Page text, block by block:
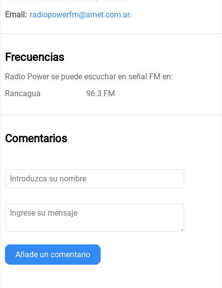
Email: radiopowerfm@arnet.com.ar.
Frecuencias
Radio Power se puede escuchar en señal FM en:
Rancagua
96.3 FM
Comentarios
Añade un comentario